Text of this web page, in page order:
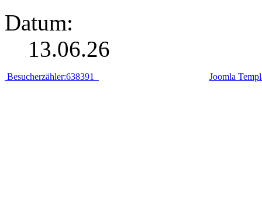
Datum:
13.06.26
Besucherzähler:638391 Joomla